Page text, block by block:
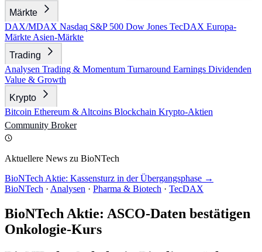
Märkte
DAX/MDAX Nasdaq S&P 500 Dow Jones TecDAX Europa-
Märkte Asien-Märkte
Trading
Analysen Trading & Momentum Turnaround Earnings Dividenden
Value & Growth
Krypto
Bitcoin Ethereum & Altcoins Blockchain Krypto-Aktien
Community Broker
Aktuellere News zu BioNTech
BioNTech Aktie: Kassensturz in der Übergangsphase →
BioNTech · Analysen · Pharma & Biotech · TecDAX
BioNTech Aktie: ASCO-Daten bestätigen
Onkologie-Kurs